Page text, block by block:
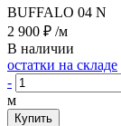
BUFFALO 04 N
2 900 ₽ /м
В наличии
остатки на складе
-
м
Купить